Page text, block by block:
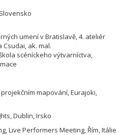
umení v Bratislavě, 4. ateliér
ak. mal.
scéníckeho výtvarníctva,
mapování, Eurajoki,
Dublin, Irsko
Live Performers Meeting, Řím, Itálie